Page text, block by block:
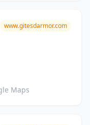
www.gitesdarmor.com
Maps